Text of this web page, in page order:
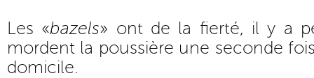
Les «bazels» ont de la fierté, il y a
mordent la poussière une seconde
domicile.